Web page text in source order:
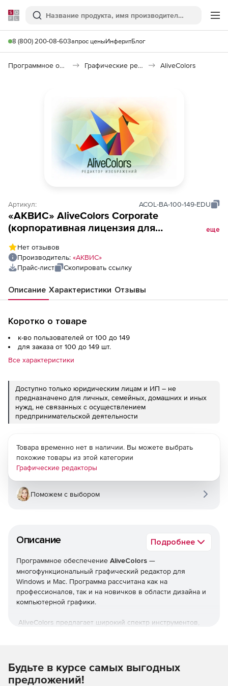
Softline
Поиск
8 (800) 200-08-60Запрос ценыИнферитБлог
Программное обеспечение для графики и дизайна Графические редакторы AliveColors
Артикул: ACOL-BA-100-149-EDU
«АКВИС» AliveColors Corporate
(корпоративная лицензия для
Количество пользователей
еще
Нет отзывов
Производитель: «АКВИС»
Прайс-лист
Скопировать ссылку
Описание Характеристики Отзывы
Коротко о товаре
к-во пользователей от 100 до 149
для заказа от 100 до 149 шт.
Все характеристики
Доступно только юридическим лицам и ИП – не
предназначено для личных, семейных, домашних и иных
нужд, не связанных с осуществлением
предпринимательской деятельности
Описание Подробнее
Программное обеспечение AliveColors —
многофункциональный графический редактор для
Windows и Mac. Программа рассчитана как на
профессионалов, так и на новичков в области дизайна и
компьютерной графики.
AliveColors предлагает широкий спектр инструментов,
фильтры, предназначенные для стилизации фотографий и
создания изображений с нуля, а также простые в
Товара временно нет в наличии. Вы можете выбрать
похожие товары из этой категории
Графические редакторы
Поможем с выбором
Будьте в курсе самых выгодных
предложений!